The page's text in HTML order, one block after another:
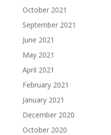
October 2021
September 2021
June 2021
May 2021
April 2021
February 2021
January 2021
December 2020
October 2020